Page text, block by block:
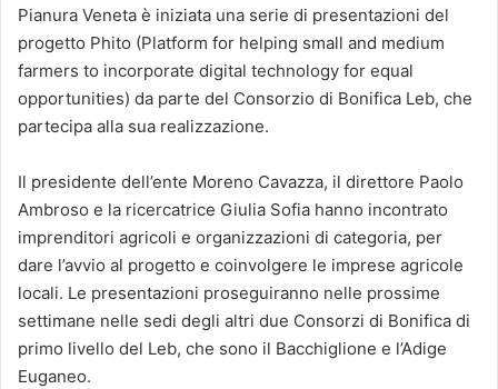
Pianura Veneta è iniziata una serie di presentazioni del
progetto Phito (Platform for helping small and medium
farmers to incorporate digital technology for equal
opportunities) da parte del Consorzio di Bonifica Leb, che
partecipa alla sua realizzazione.
Il presidente dell’ente Moreno Cavazza, il direttore Paolo
Ambroso e la ricercatrice Giulia Sofia hanno incontrato
imprenditori agricoli e organizzazioni di categoria, per
dare l’avvio al progetto e coinvolgere le imprese agricole
locali. Le presentazioni proseguiranno nelle prossime
settimane nelle sedi degli altri due Consorzi di Bonifica di
primo livello del Leb, che sono il Bacchiglione e l’Adige
Euganeo.